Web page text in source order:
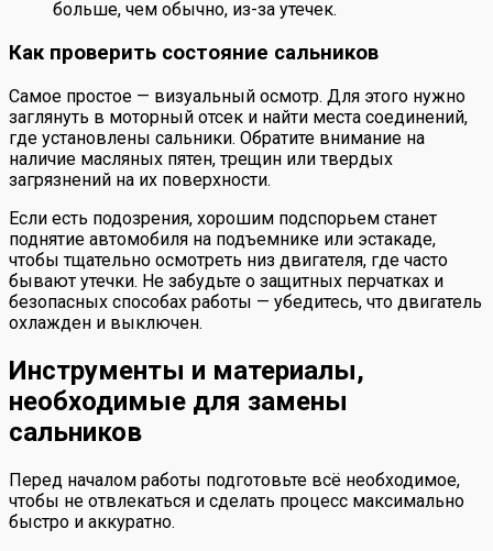
больше, чем обычно, из-за утечек.
Как проверить состояние сальников
Самое простое — визуальный осмотр. Для этого нужно
заглянуть в моторный отсек и найти места соединений,
где установлены сальники. Обратите внимание на
наличие масляных пятен, трещин или твердых
загрязнений на их поверхности.
Если есть подозрения, хорошим подспорьем станет
поднятие автомобиля на подъемнике или эстакаде,
чтобы тщательно осмотреть низ двигателя, где часто
бывают утечки. Не забудьте о защитных перчатках и
безопасных способах работы — убедитесь, что двигатель
охлажден и выключен.
Инструменты и материалы,
необходимые для замены
сальников
Перед началом работы подготовьте всё необходимое,
чтобы не отвлекаться и сделать процесс максимально
быстро и аккуратно.